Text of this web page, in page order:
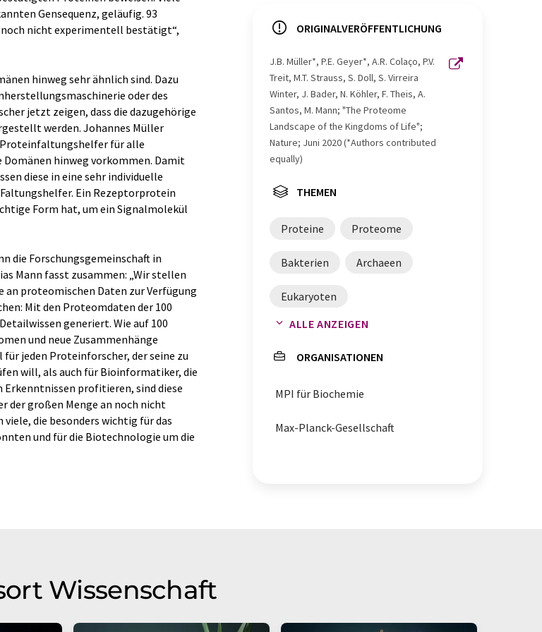
Gensequenz, geläufig. 93
nicht experimentell bestätigt“,
hinweg sehr ähnlich sind. Dazu
oder des
jetzt zeigen, dass die dazugehörige
werden. Johannes Müller
Proteinfaltungshelfer für alle
hinweg vorkommen. Damit
diese in eine sehr individuelle
Ein Rezeptorprotein
Form hat, um ein Signalmolekül
die Forschungsgemeinschaft in
Mann fasst zusammen: „Wir stellen
an proteomischen Daten zur Verfügung
Mit den Proteomdaten der 100
generiert. Wie auf 100
und neue Zusammenhänge
jeden Proteinforscher, der seine zu
will, als auch für Bioinformatiker, die
Erkenntnissen profitieren, sind diese
der großen Menge an noch nicht
die besonders wichtig für das
und für die Biotechnologie um die
ORIGINALVERÖFFENTLICHUNG
J.B. Müller*, P.E. Geyer*, A.R. Colaço, P.V.
Treit, M.T. Strauss, S. Doll, S. Virreira
Winter, J. Bader, N. Köhler, F. Theis, A.
Santos, M. Mann; "The Proteome
Landscape of the Kingdoms of Life";
Nature; Juni 2020 (*Authors contributed
equally)
THEMEN
Proteine Proteome
Bakterien Archaeen
Eukaryoten
Massenspektrometrie
Proteinanalytik
Bioinformatik
ALLE ANZEIGEN
ORGANISATIONEN
MPI für Biochemie
Max-Planck-Gesellschaft
Wissenschaft